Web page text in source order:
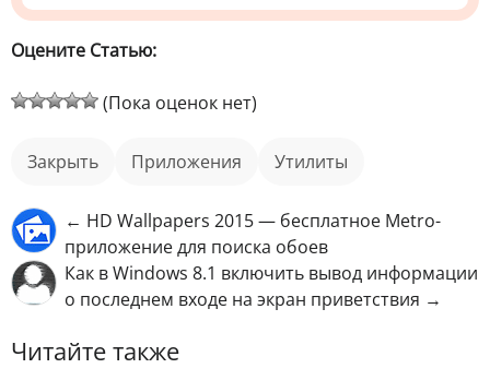
Оцените Статью:
(Пока оценок нет)
закрыть приложения Утилиты
← HD Wallpapers 2015 — бесплатное Metro-
приложение для поиска обоев
Как в Windows 8.1 включить вывод информации
о последнем входе на экран приветствия →
Читайте также